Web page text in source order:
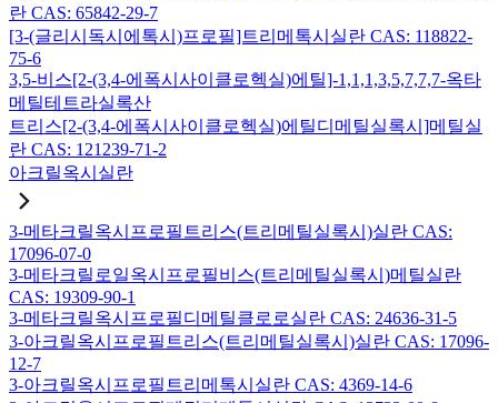
란 CAS: 65842-29-7
[3-(글리시독시에톡시)프로필]트리메톡시실란 CAS: 118822-
75-6
3,5-비스[2-(3,4-에폭시사이클로헥실)에틸]-1,1,1,3,5,7,7,7-옥타
메틸테트라실록산
트리스[2-(3,4-에폭시사이클로헥실)에틸디메틸실록시]메틸실
란 CAS: 121239-71-2
아크릴옥시실란
3-메타크릴옥시프로필트리스(트리메틸실록시)실란 CAS:
17096-07-0
3-메타크릴로일옥시프로필비스(트리메틸실록시)메틸실란
CAS: 19309-90-1
3-메타크릴옥시프로필디메틸클로로실란 CAS: 24636-31-5
3-아크릴옥시프로필트리스(트리메틸실록시)실란 CAS: 17096-
12-7
3-아크릴옥시프로필트리메톡시실란 CAS: 4369-14-6